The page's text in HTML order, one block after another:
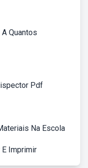
Quantos
Pdf
Na Escola
E Imprimir